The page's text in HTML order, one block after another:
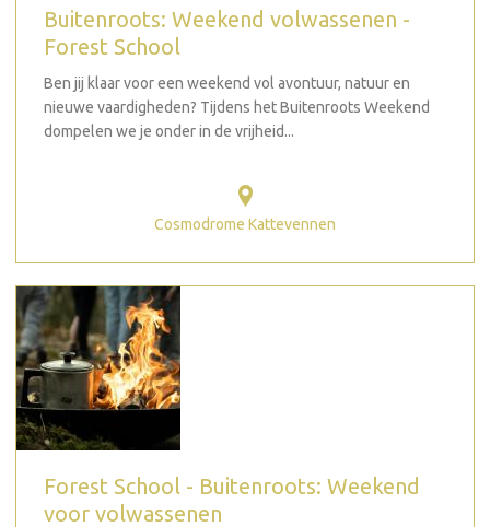
Buitenroots: Weekend volwassenen -
Forest School
Ben jij klaar voor een weekend vol avontuur, natuur en
nieuwe vaardigheden? Tijdens het Buitenroots Weekend
dompelen we je onder in de vrijheid...
Cosmodrome Kattevennen
Forest School - Buitenroots: Weekend
voor volwassenen